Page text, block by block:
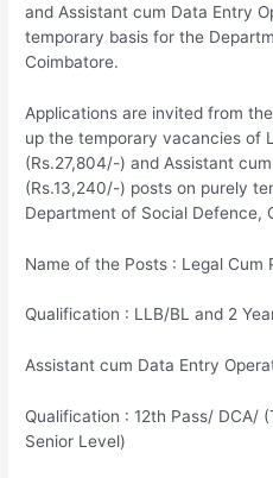
and Assistant cum Data Entry
temporary basis for the
Coimbatore.
Applications are invited from
up the temporary vacancies of
(Rs.27,804/-) and Assistant
(Rs.13,240/-) posts on purely
Department of Social Defence,
Name of the Posts : Legal Cum
Qualification : LLB/BL and 2
Assistant cum Data Entry
Qualification : 12th Pass/ DCA/
Senior Level)